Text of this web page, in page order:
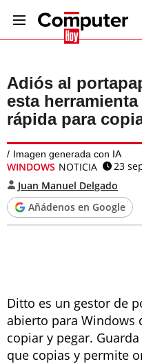
Adiós al
esta
rápida para
Imagen generada con IA
WINDOWS NOTICIA
23
Juan Manuel Delgado
Añádenos en Google
Ditto es un gestor de
abierto para Windows
copiar y pegar.
que copias y permite